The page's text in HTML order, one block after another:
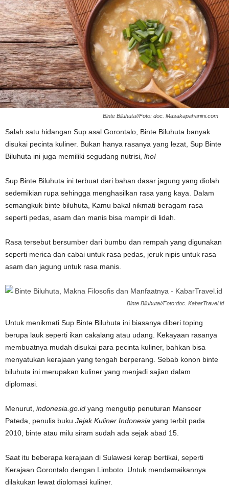
Binte Biluhuta//Foto: doc. Masakapahariini.com
Salah satu hidangan Sup asal Gorontalo, Binte Biluhuta banyak
disukai pecinta kuliner. Bukan hanya rasanya yang lezat, Sup Binte
Biluhuta ini juga memiliki segudang nutrisi, lho!
Sup Binte Biluhuta ini terbuat dari bahan dasar jagung yang diolah
sedemikian rupa sehingga menghasilkan rasa yang kaya. Dalam
semangkuk binte biluhuta, Kamu bakal nikmati beragam rasa
seperti pedas, asam dan manis bisa mampir di lidah.
Rasa tersebut bersumber dari bumbu dan rempah yang digunakan
seperti merica dan cabai untuk rasa pedas, jeruk nipis untuk rasa
asam dan jagung untuk rasa manis.
Binte Biluhuta//Foto:doc. KabarTravel.id
Untuk menikmati Sup Binte Biluhuta ini biasanya diberi toping
berupa lauk seperti ikan cakalang atau udang. Kekayaan rasanya
membuatnya mudah disukai para pecinta kuliner, bahkan bisa
menyatukan kerajaan yang tengah berperang. Sebab konon binte
biluhuta ini merupakan kuliner yang menjadi sajian dalam
diplomasi.
Menurut, indonesia.go.id yang mengutip penuturan Mansoer
Pateda, penulis buku Jejak Kuliner Indonesia yang terbit pada
2010, binte atau milu siram sudah ada sejak abad 15.
Saat itu beberapa kerajaan di Sulawesi kerap bertikai, seperti
Kerajaan Gorontalo dengan Limboto. Untuk mendamaikannya
dilakukan lewat diplomasi kuliner.